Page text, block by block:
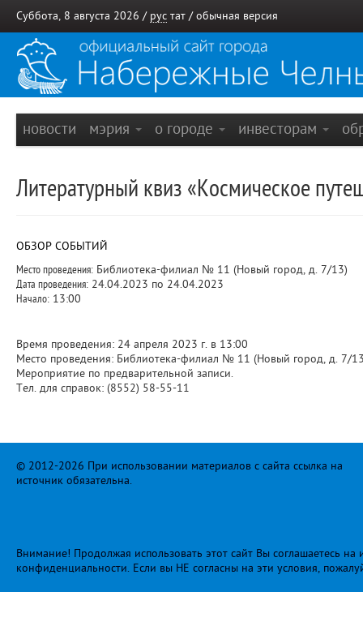
Суббота, 8 августа 2026 / рус тат / обычная версия
новости мэрия о городе инвесторам
Литературный квиз «Космическое
ОБЗОР СОБЫТИЙ
Место проведения: Библиотека-филиал № 11 (Новый город, д. 7/13)
Дата проведения: 24.04.2023 по 24.04.2023
Начало: 13:00
Время проведения: 24 апреля 2023 г. в 13:00
Место проведения: Библиотека-филиал № 11 (Новый город, д. 7/
Мероприятие по предварительной записи.
Тел. для справок: (8552) 58-55-11
© 2012-2026 При использовании материалов с сайта ссылка на
источник обязательна.
Внимание! Продолжая использовать этот сайт Вы соглашаетесь
конфиденциальности. Если вы НЕ согласны на эти условия,